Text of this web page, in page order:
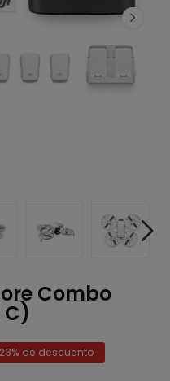
Combo
C)
de descuento